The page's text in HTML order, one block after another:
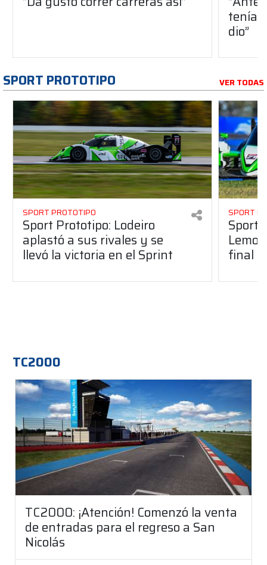
dio”
SPORT PROTOTIPO VER TODAS
SPORT PROTOTIPO
Sport Prototipo: Lodeiro
aplastó a sus rivales y se
llevó la victoria en el Sprint
SPORT
Sport
final
TC2000
TC2000: ¡Atención! Comenzó la venta
de entradas para el regreso a San
Nicolás